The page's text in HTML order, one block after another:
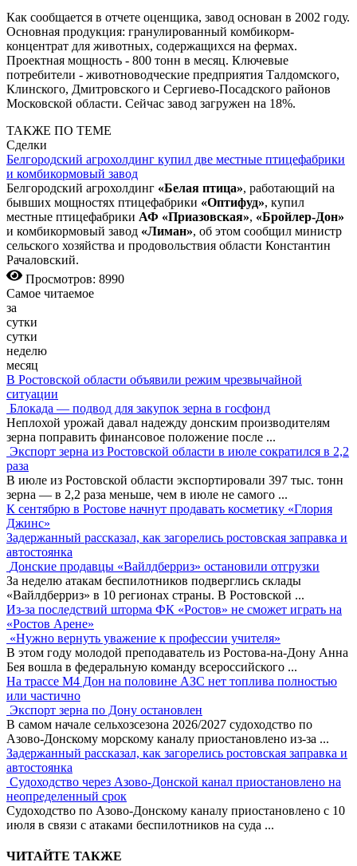
Как сообщается в отчете оценщика, завод основан в 2002 году.
Основная продукция: гранулированный комбикорм-
концентрат для животных, содержащихся на фермах.
Проектная мощность - 800 тонн в месяц. Ключевые
потребители - животноводческие предприятия Талдомского,
Клинского, Дмитровского и Сергиево-Посадского районов
Московской области. Сейчас завод загружен на 18%.
ТАКЖЕ ПО ТЕМЕ
Сделки
Белгородский агрохолдинг купил две местные птицефабрики
и комбикормовый завод
Белгородский агрохолдинг «Белая птица», работающий на
бывших мощностях птицефабрики «Оптифуд», купил
местные птицефабрики АФ «Приазовская», «Бройлер-Дон»
и комбикормовый завод «Лиман», об этом сообщил министр
сельского хозяйства и продовольствия области Константин
Рачаловский.
Просмотров: 8990
Самое читаемое
за
сутки
сутки
неделю
месяц
В Ростовской области объявили режим чрезвычайной
ситуации
Блокада — подвод для закупок зерна в госфонд
Неплохой урожай давал надежду донским производителям
зерна поправить финансовое положение после ...
Экспорт зерна из Ростовской области в июле сократился в 2,2
раза
В июле из Ростовской области экспортировали 397 тыс. тонн
зерна — в 2,2 раза меньше, чем в июле не самого ...
К сентябрю в Ростове начнут продавать косметику «Глория
Джинс»
Задержанный рассказал, как загорелись ростовская заправка и
автостоянка
Донские продавцы «Вайлдберриз» остановили отгрузки
За неделю атакам беспилотников подверглись склады
«Вайлдберриз» в 10 регионах страны. В Ростовской ...
Из-за последствий шторма ФК «Ростов» не сможет играть на
«Ростов Арене»
«Нужно вернуть уважение к профессии учителя»
В этом году молодой преподаватель из Ростова-на-Дону Анна
Бея вошла в федеральную команду всероссийского ...
На трассе М4 Дон на половине АЗС нет топлива полностью
или частично
Экспорт зерна по Дону остановлен
В самом начале сельхозсезона 2026/2027 судоходство по
Азово-Донскому морскому каналу приостановлено из-за ...
Задержанный рассказал, как загорелись ростовская заправка и
автостоянка
Судоходство через Азово-Донской канал приостановлено на
неопределенный срок
Судоходство по Азово-Донскому каналу приостановлено с 10
июля в связи с атаками беспилотников на суда ...
ЧИТАЙТЕ ТАКЖЕ